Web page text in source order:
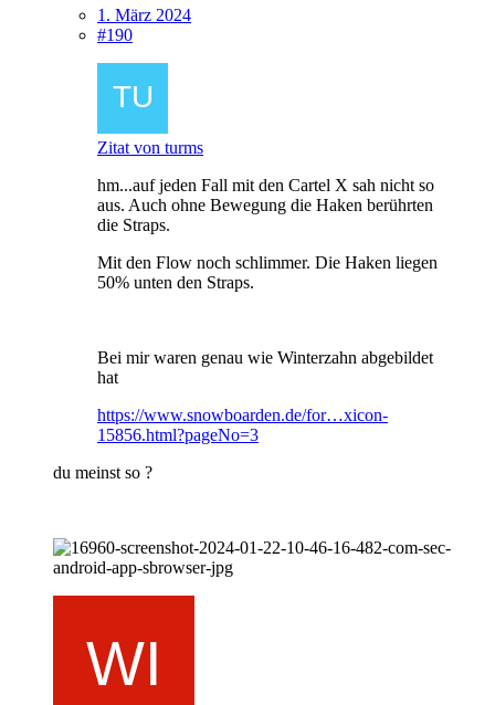
1. März 2024
#190
Zitat von turms
hm...auf jeden Fall mit den Cartel X sah nicht so
aus. Auch ohne Bewegung die Haken berührten
die Straps.
Mit den Flow noch schlimmer. Die Haken liegen
50% unten den Straps.
Bei mir waren genau wie Winterzahn abgebildet
hat
https://www.snowboarden.de/for…xicon-
15856.html?pageNo=3
du meinst so ?